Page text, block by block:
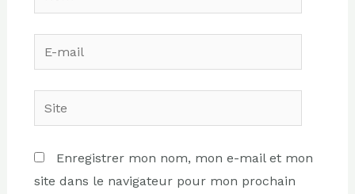
mail
Site
Enregistrer mon nom, mon e-mail et mon
site dans le navigateur pour mon prochain